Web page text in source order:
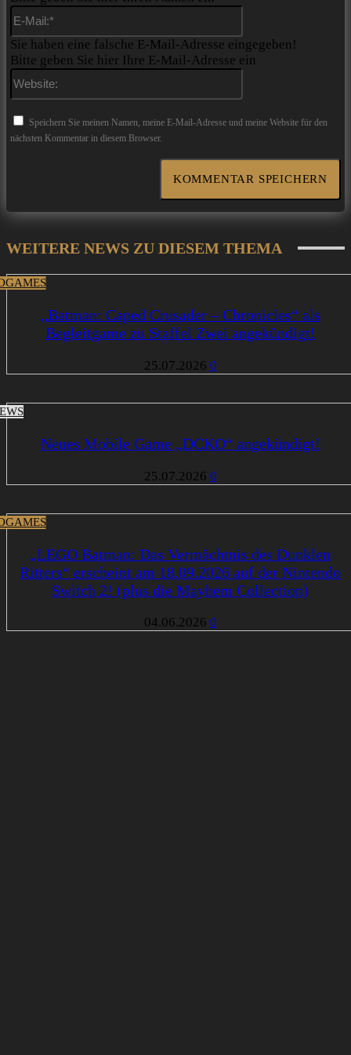
Sie haben eine falsche E-Mail-Adresse eingegeben!
Bitte geben Sie hier Ihre E-Mail-Adresse ein
Speichern Sie meinen Namen, meine E-Mail-Adresse und meine Website für den
nächsten Kommentar in diesem Browser.
WEITERE NEWS ZU DIESEM THEMA
„Batman: Caped Crusader – Chronicles“ als
Begleitgame zu Staffel Zwei angekündigt!
25.07.2026 0
Neues Mobile Game „DCKO“ angekündigt!
25.07.2026 0
„LEGO Batman: Das Vermächtnis des Dunklen
Ritters“ erscheint am 18.09.2026 auf der Nintendo
Switch 2! (plus die Mayhem Collection)
04.06.2026 0